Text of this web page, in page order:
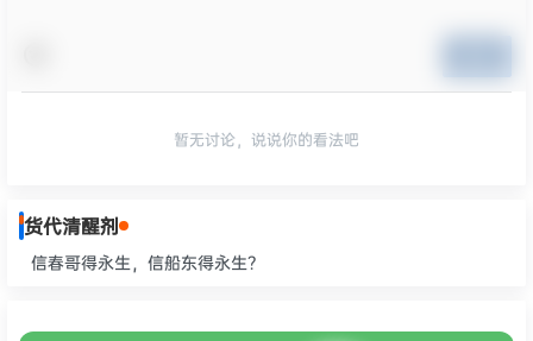
暂无讨论，说说你的看法吧
货代清醒剂
信春哥得永生，信船东得永生？